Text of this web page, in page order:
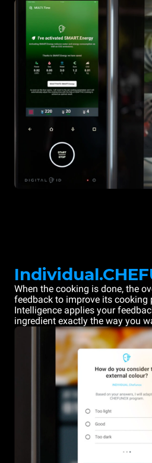
When the cooking is done, the
feedback to improve its cooking
Intelligence applies your
ingredient exactly the way you